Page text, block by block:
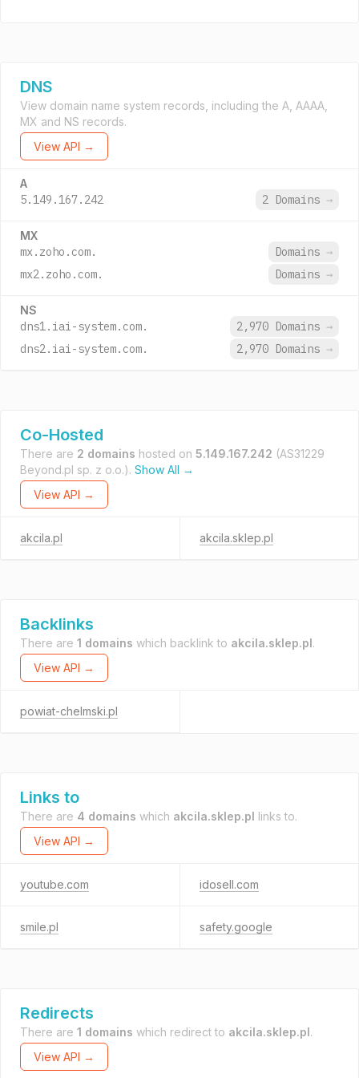
DNS
View domain name system records, including the A, AAAA,
MX and NS records.
View API →
A
5.149.167.242 2 Domains →
MX
mx.zoho.com. Domains →
mx2.zoho.com.
Domains →
NS
dns1.iai-system.com. 2,970 Domains →
dns2.iai-system.com.
2,970 Domains →
Co-Hosted
There are 2 domains hosted on 5.149.167.242 (AS31229
Beyond.pl sp. z o.o.). Show All →
View API →
akcila.pl akcila.sklep.pl
Backlinks
There are 1 domains which backlink to akcila.sklep.pl.
View API →
powiat-chelmski.pl
Links to
There are 4 domains which akcila.sklep.pl links to.
View API →
youtube.com idosell.com
smile.pl safety.google
Redirects
There are 1 domains which redirect to akcila.sklep.pl.
View API →